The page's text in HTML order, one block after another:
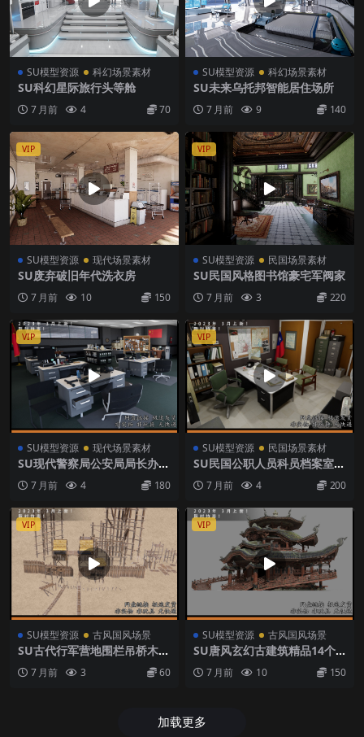
SU模型资源 科幻场景素材
SU科幻星际旅行头等舱
7 月前 4 70
SU模型资源 科幻场景素材
SU未来乌托邦智能居住场所
7 月前 9 140
VIP
SU模型资源 现代场景素材
SU废弃破旧年代洗衣房
7 月前 10 150
VIP
SU模型资源 民国场景素材
SU民国风格图书馆豪宅军阀家
7 月前 3 220
VIP
SU模型资源 现代场景素材
SU现代警察局公安局局长办公
7 月前 4 180
VIP
SU模型资源 民国场景素材
SU民国公职人员科员档案室办
7 月前 4 200
VIP
SU模型资源 古风国风场景
SU古代行军营地围栏吊桥木制
7 月前 3 60
VIP
SU模型资源 古风国风场景
SU唐风玄幻古建筑精品14个
7 月前 10 150
加载更多